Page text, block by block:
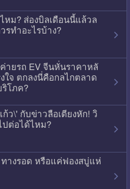
หม? ส่องบิลเดือนนี้แล้วล
รทำอะไรบ้าง?
ายรถ EV จีนหั่นราคาหลั
ใจ ตกลงนี่คือกลไกตลาด
ริโภค?
ว\' กับข่าวลือเตียงหัก! วิ
ต่อได้ไหม?
างรอด หรือแค่ฟองสบู่แห่